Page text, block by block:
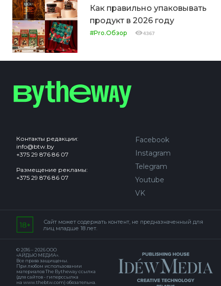
Как правильно упаковывать
продукт в 2026 году
#Pro.Обзор 4367
Контакты редакции:
info@btw.by
+375 29 876 86 07
Размещение рекламы:
+375 29 876 86 07
Facebook
Instagram
Telegram
Youtube
VK
Сайт может содержать контент, не предназначенный для
лиц младше 18 лет.
© 2016 – 2026 ООО
«АЙДЬЮ МЕДИА».
Все права защищены.
При любом использовании
материалов The Bytheway ссылка
(для сайтов - гиперссылка
на www.thebtw.com) обязательна.